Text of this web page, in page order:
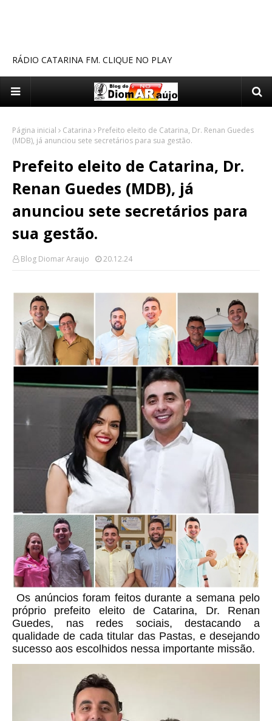
RÁDIO CATARINA FM. CLIQUE NO PLAY
Página inicial Catarina
Prefeito eleito de Catarina, Dr. Renan Guedes
(MDB), já anunciou sete secretários para sua gestão.
Prefeito eleito de Catarina, Dr.
Renan Guedes (MDB), já
anunciou sete secretários para
sua gestão.
Blog Diomar Araujo 20.12.24
Os anúncios foram feitos durante a semana pelo
próprio prefeito eleito de Catarina, Dr. Renan
Guedes, nas redes sociais, destacando a
qualidade de cada titular das Pastas, e desejando
sucesso aos escolhidos nessa importante missão.